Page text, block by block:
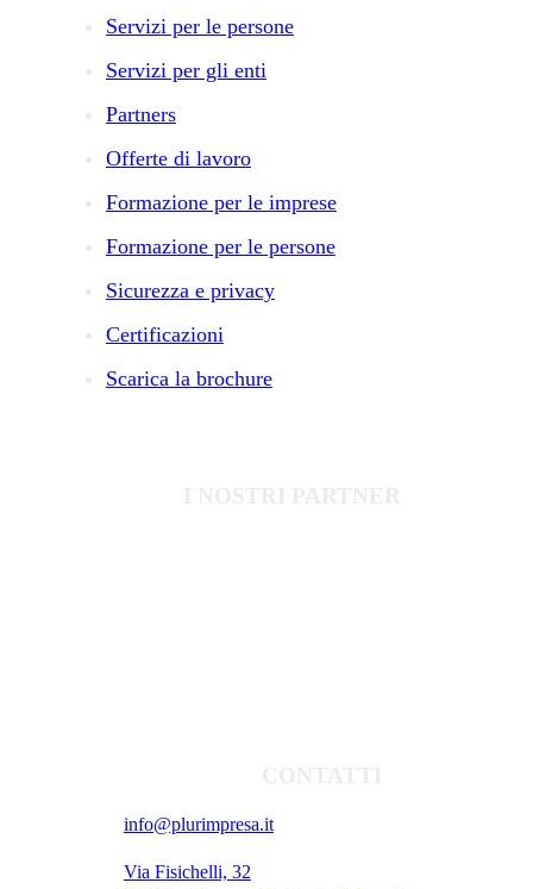
Servizi per le persone
Servizi per gli enti
Partners
Offerte di lavoro
Formazione per le imprese
Formazione per le persone
Sicurezza e privacy
Certificazioni
Scarica la brochure
info@plurimpresa.it
Via Fisichelli, 32